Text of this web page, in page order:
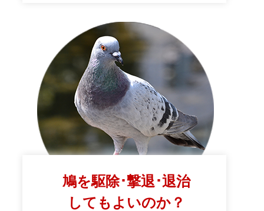
鳩を駆除･撃退･退治
してもよいのか？